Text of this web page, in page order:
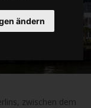
ändern
zwischen dem